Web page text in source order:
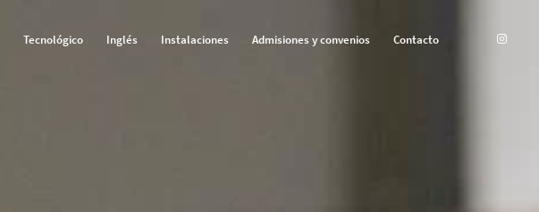
Tecnológico Inglés Instalaciones Admisiones y convenios Contacto